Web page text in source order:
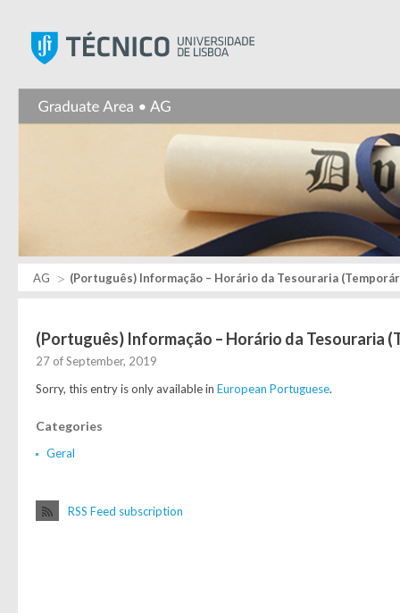
AG (Português) Informação – Horário da Tesouraria
(Português) Informação – Horário da Tesouraria
27 of September, 2019
Sorry, this entry is only available in European Portuguese.
Categories
Geral
RSS Feed subscription